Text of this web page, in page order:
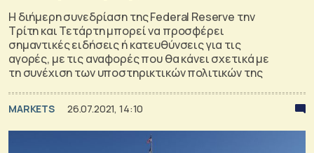
Η διήμερη συνεδρίαση της Federal Reserve την
Τρίτη και Τετάρτη μπορεί να προσφέρει
σημαντικές ειδήσεις ή κατευθύνσεις για τις
αγορές, με τις αναφορές που θα κάνει σχετικά με
τη συνέχιση των υποστηρικτικών πολιτικών της
MARKETS 26.07.2021, 14:10